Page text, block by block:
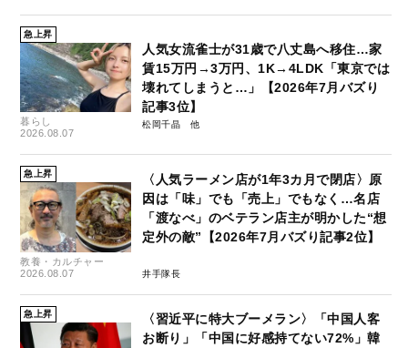
急上昇
暮らし
2026.08.07
人気女流雀士が31歳で八丈島へ移住…家
賃15万円→3万円、1K→4LDK「東京では
壊れてしまうと…」【2026年7月バズり
記事3位】
松岡千晶
急上昇
教養・カルチャー
2026.08.07
〈人気ラーメン店が1年3カ月で閉店〉原
因は「味」でも「売上」でもなく…名店
「渡なべ」のベテラン店主が明かした“想
定外の敵”【2026年7月バズり記事2位】
井手隊長
急上昇
〈習近平に特大ブーメラン〉「中国人客
お断り」「中国に好感持てない72%」韓